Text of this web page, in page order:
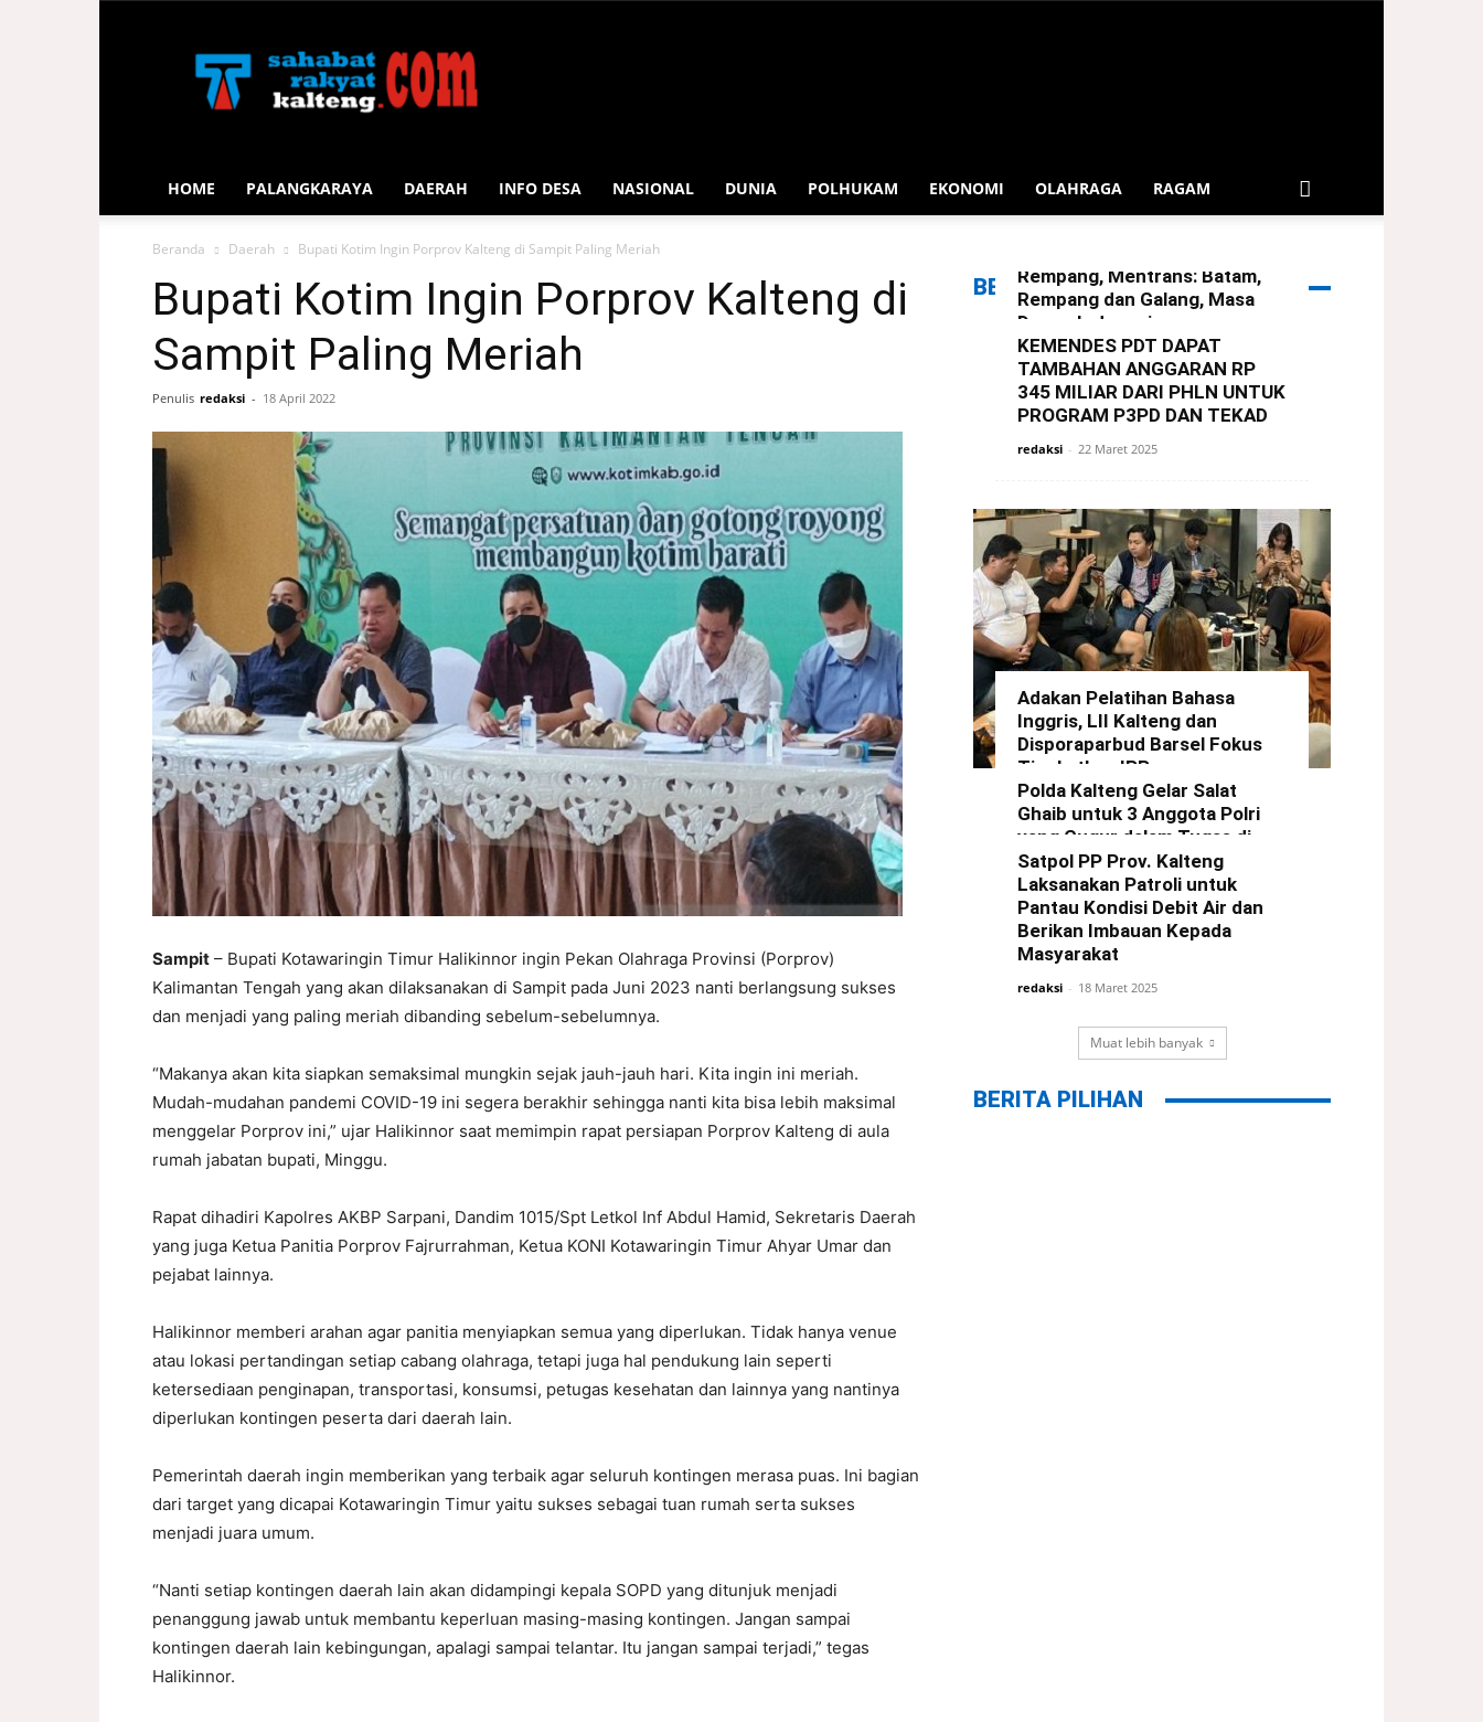
Rakyat
Kalteng
HOME PALANGKARAYA DAERAH INFO DESA NASIONAL DUNIA POLHUKAM EKONOMI OLAHRAGA RAGAM
Beranda Daerah Bupati Kotim Ingin Porprov Kalteng di Sampit Paling Meriah
Bupati Kotim Ingin Porprov Kalteng di
Sampit Paling Meriah
Penulis redaksi - 18 April 2022
Sampit – Bupati Kotawaringin Timur Halikinnor ingin Pekan Olahraga Provinsi (Porprov)
Kalimantan Tengah yang akan dilaksanakan di Sampit pada Juni 2023 nanti berlangsung sukses
dan menjadi yang paling meriah dibanding sebelum-sebelumnya.
“Makanya akan kita siapkan semaksimal mungkin sejak jauh-jauh hari. Kita ingin ini meriah.
Mudah-mudahan pandemi COVID-19 ini segera berakhir sehingga nanti kita bisa lebih maksimal
menggelar Porprov ini,” ujar Halikinnor saat memimpin rapat persiapan Porprov Kalteng di aula
rumah jabatan bupati, Minggu.
Rapat dihadiri Kapolres AKBP Sarpani, Dandim 1015/Spt Letkol Inf Abdul Hamid, Sekretaris Daerah
yang juga Ketua Panitia Porprov Fajrurrahman, Ketua KONI Kotawaringin Timur Ahyar Umar dan
pejabat lainnya.
Halikinnor memberi arahan agar panitia menyiapkan semua yang diperlukan. Tidak hanya venue
atau lokasi pertandingan setiap cabang olahraga, tetapi juga hal pendukung lain seperti
ketersediaan penginapan, transportasi, konsumsi, petugas kesehatan dan lainnya yang nantinya
diperlukan kontingen peserta dari daerah lain.
Pemerintah daerah ingin memberikan yang terbaik agar seluruh kontingen merasa puas. Ini bagian
dari target yang dicapai Kotawaringin Timur yaitu sukses sebagai tuan rumah serta sukses
menjadi juara umum.
“Nanti setiap kontingen daerah lain akan didampingi kepala SOPD yang ditunjuk menjadi
penanggung jawab untuk membantu keperluan masing-masing kontingen. Jangan sampai
kontingen daerah lain kebingungan, apalagi sampai telantar. Itu jangan sampai terjadi,” tegas
Halikinnor.
BERITA TERBARU
Rempang, Mentrans: Batam,
Rempang dan Galang, Masa
Depan Indonesia
redaksi - 29 Maret 2025
KEMENDES PDT DAPAT
TAMBAHAN ANGGARAN RP
345 MILIAR DARI PHLN UNTUK
PROGRAM P3PD DAN TEKAD
redaksi - 22 Maret 2025
Adakan Pelatihan Bahasa
Inggris, LII Kalteng dan
Disporaparbud Barsel Fokus
Tingkatkan IPP
redaksi - 21 Maret 2025
Polda Kalteng Gelar Salat
Ghaib untuk 3 Anggota Polri
yang Gugur dalam Tugas di
Way Kanan Lampung
redaksi - 19 Maret 2025
Satpol PP Prov. Kalteng
Laksanakan Patroli untuk
Pantau Kondisi Debit Air dan
Berikan Imbauan Kepada
Masyarakat
redaksi - 18 Maret 2025
Muat lebih banyak
BERITA PILIHAN